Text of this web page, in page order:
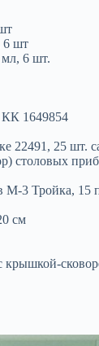
6 шт
мл, 6 шт.
КК 1649854
22491, 25 шт.
столовых
3 Тройка, 15
см